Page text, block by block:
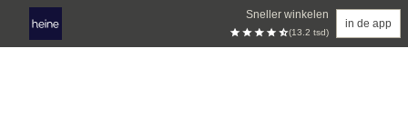
Sneller winkelen
(13.2 tsd)
in de app